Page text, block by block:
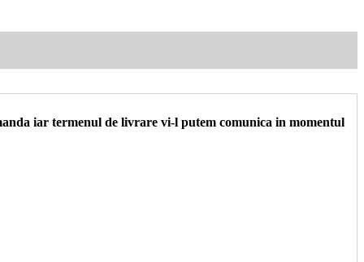
iar termenul de livrare vi-l putem comunica in momentul